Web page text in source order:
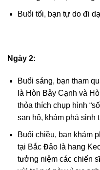
Buổi tối, bạn tự do đi
Ngày 2:
Buổi sáng, bạn tham
là Hòn Bảy Cạnh và
thỏa thích chụp hình
san hô, khám phá
Buổi chiều, bạn khám
tại Bắc Đảo là hang
tưởng niệm các chiến